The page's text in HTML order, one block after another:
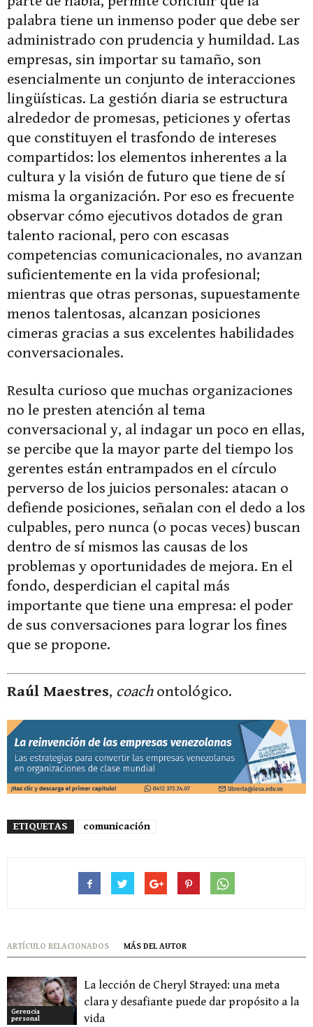
palabra tiene un inmenso poder que debe ser
administrado con prudencia y humildad. Las
empresas, sin importar su tamaño, son
esencialmente un conjunto de interacciones
lingüísticas. La gestión diaria se estructura
alrededor de promesas, peticiones y ofertas
que constituyen el trasfondo de intereses
compartidos: los elementos inherentes a la
cultura y la visión de futuro que tiene de sí
misma la organización. Por eso es frecuente
observar cómo ejecutivos dotados de gran
talento racional, pero con escasas
competencias comunicacionales, no avanzan
suficientemente en la vida profesional;
mientras que otras personas, supuestamente
menos talentosas, alcanzan posiciones
cimeras gracias a sus excelentes habilidades
conversacionales.
Resulta curioso que muchas organizaciones
no le presten atención al tema
conversacional y, al indagar un poco en ellas,
se percibe que la mayor parte del tiempo los
gerentes están entrampados en el círculo
perverso de los juicios personales: atacan o
defiende posiciones, señalan con el dedo a los
culpables, pero nunca (o pocas veces) buscan
dentro de sí mismos las causas de los
problemas y oportunidades de mejora. En el
fondo, desperdician el capital más
importante que tiene una empresa: el poder
de sus conversaciones para lograr los fines
que se propone.
Raúl Maestres, coachontológico.
ETIQUETAS comunicación
ARTÍCULO RELACIONADOS MÁS DEL AUTOR
Gerencia
personal
La lección de Cheryl Strayed: una meta
clara y desafiante puede dar propósito a la
vida